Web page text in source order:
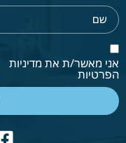
אני מאשר/ת את מדיניות
הפרטיות